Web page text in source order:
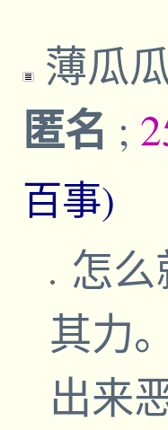
薄瓜
匿名 ;
百事)
怎
其力
出来